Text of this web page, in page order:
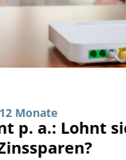
Monate
p. a.: Lohnt